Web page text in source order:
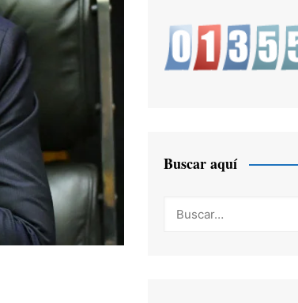
Buscar aquí